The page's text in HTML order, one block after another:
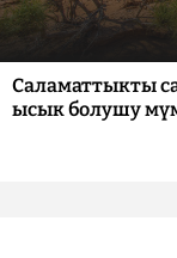
Саламаттыкты
ысык болушу